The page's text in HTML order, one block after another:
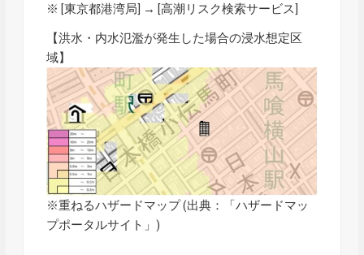
※ [東京都港湾局] → [高潮リスク検索サービス]
【洪水・内水氾濫が発生した場合の浸水想定区
域】
※重ねるハザードマップ (出典：「ハザードマッ
プポータルサイト 」)